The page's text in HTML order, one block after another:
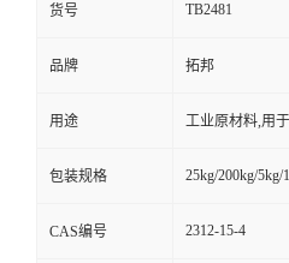
货号 TB2481
品牌 拓邦
用途 工业原材料,用
包装规格 25kg/200kg/5kg/
CAS编号 2312-15-4